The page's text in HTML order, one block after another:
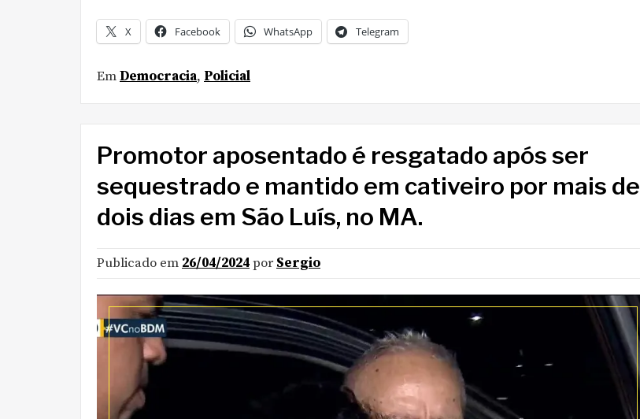
X Facebook WhatsApp Telegram
EmDemocracia, Policial
Promotor aposentado é resgatado após ser
sequestrado e mantido em cativeiro por mais de
dois dias em São Luís, no MA.
Publicado em 26/04/2024por Sergio